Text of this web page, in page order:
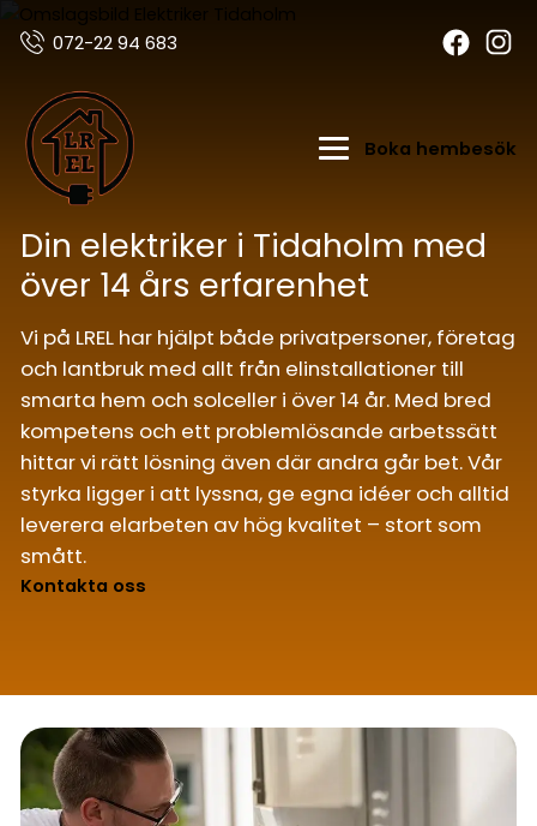
072-22 94 683
Boka hembesök
Din elektriker i Tidaholm med
över 14 års erfarenhet
Vi på LREL har hjälpt både privatpersoner, företag
och lantbruk med allt från elinstallationer till
smarta hem och solceller i över 14 år. Med bred
kompetens och ett problemlösande arbetssätt
hittar vi rätt lösning även där andra går bet. Vår
styrka ligger i att lyssna, ge egna idéer och alltid
leverera elarbeten av hög kvalitet – stort som
smått.
Kontakta oss